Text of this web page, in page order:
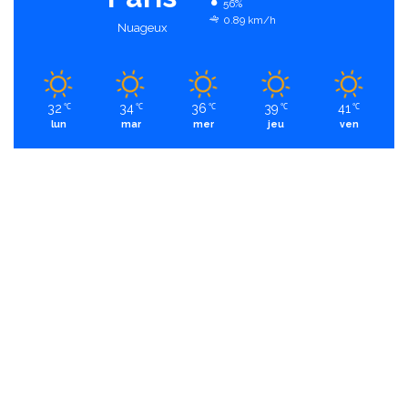
Nuageux
56%
0.89 km/h
32 ℃
lun
34 ℃
mar
36 ℃
mer
39 ℃
jeu
41 ℃
ven